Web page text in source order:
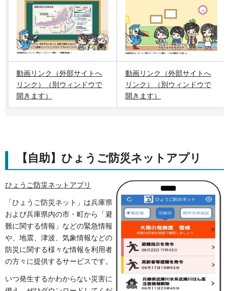
動画リンク（外部サイトへ
リンク）（別ウィンドウで
開きます）
動画リンク（外部サイトへ
リンク）（別ウィンドウで
開きます）
【自助】ひょうご防災ネットアプリ
ひょうご防災ネットアプリ
「ひょうご防災ネット」は兵庫県
および兵庫県内の市・町から「避
難に関する情報」などの緊急情報
や、地震、津波、気象情報などの
防災に関する様々な情報を利用者
の方々に提供するサービスです。
いつ発生するかわからない災害に